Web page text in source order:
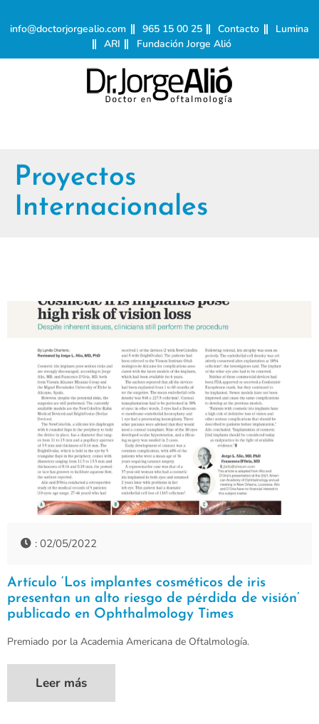
info@doctorjorgealio.com 965 15 00 25 Contacto
Lumina
ARI
Fundación Jorge Alió
Proyectos
Internacionales
: 02/05/2022
Artículo ‘Los implantes cosméticos de iris
presentan un alto riesgo de pérdida de visión’
publicado en Ophthalmology Times
Premiado por la Academia Americana de Oftalmología.
Leer más